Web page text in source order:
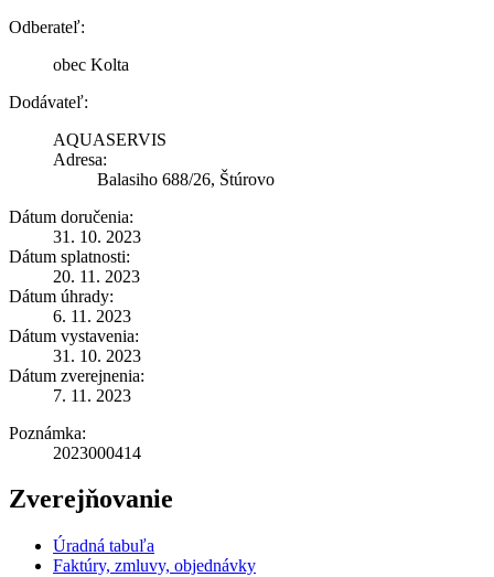
Odberateľ:
obec Kolta
Dodávateľ:
AQUASERVIS
Adresa:
Balasiho 688/26, Štúrovo
Dátum doručenia:
31. 10. 2023
Dátum splatnosti:
20. 11. 2023
Dátum úhrady:
6. 11. 2023
Dátum vystavenia:
31. 10. 2023
Dátum zverejnenia:
7. 11. 2023
Poznámka:
2023000414
Zverejňovanie
Úradná tabuľa
Faktúry, zmluvy, objednávky